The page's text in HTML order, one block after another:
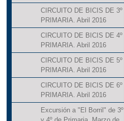
CIRCUITO DE BICIS DE 3º
PRIMARIA. Abril 2016
CIRCUITO DE BICIS DE 4º
PRIMARIA. Abril 2016
CIRCUITO DE BICIS DE 5º
PRIMARIA. Abril 2016
CIRCUITO DE BICIS DE 6º
PRIMARIA. Abril 2016
Excursión a "El Borril" de 3º